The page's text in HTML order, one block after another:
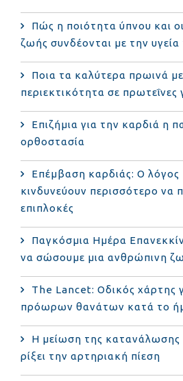
Πώς η ποιότητα ύπνου και
ζωής συνδέονται με την
Ποια τα καλύτερα πρωινά
περιεκτικότητα σε πρωτεΐνες
Επιζήμια για την καρδιά η
ορθοστασία
Επέμβαση καρδιάς: Ο λόγος
κινδυνεύουν περισσότερο να
επιπλοκές
Παγκόσμια Ημέρα
να σώσουμε μια ανθρώπινη
The Lancet: Οδικός χάρτης
πρόωρων θανάτων κατά το
Η μείωση της κατανάλωσης
ρίξει την αρτηριακή πίεση